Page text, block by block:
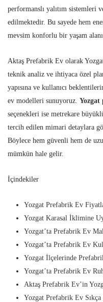
performanslı yalıtım sistemleri
edilmektedir. Bu sayede hem
mevsim konforlu bir yaşam
Aktaş Prefabrik Ev olarak
teknik analiz ve ihtiyaca özel
yapısına ve kullanıcı
ev modelleri sunuyoruz.
seçenekleri ise metrekare
tercih edilen mimari detaylara
Böylece hem güvenli hem de
mümkün hale gelir.
İçindekiler
Yozgat Prefabrik Ev
Yozgat Karasal İklimine
Yozgat’ta Prefabrik Ev
Yozgat’ta Prefabrik Ev
Yozgat İlçelerinde
Yozgat’ta Prefabrik Ev
Aktaş Prefabrik Ev’in
Yozgat Prefabrik Ev